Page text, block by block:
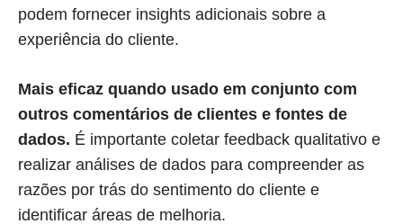
podem fornecer insights adicionais sobre a
experiência do cliente.
Mais eficaz quando usado em conjunto com
outros comentários de clientes e fontes de
dados. É importante coletar feedback qualitativo e
realizar análises de dados para compreender as
razões por trás do sentimento do cliente e
identificar áreas de melhoria.